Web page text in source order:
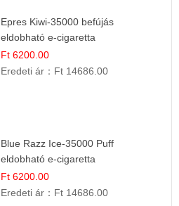
Epres Kiwi-35000 befújás
eldobható e-cigaretta
Ft 6200.00
Eredeti ár： Ft 14686.00
Blue Razz Ice-35000 Puff
eldobható e-cigaretta
Ft 6200.00
Eredeti ár： Ft 14686.00